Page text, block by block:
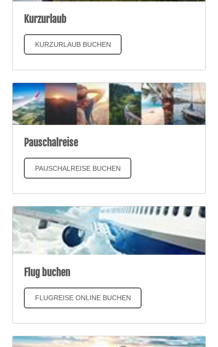
Kurzurlaub
KURZURLAUB BUCHEN
Pauschalreise
PAUSCHALREISE BUCHEN
Flug buchen
FLUGREISE ONLINE BUCHEN